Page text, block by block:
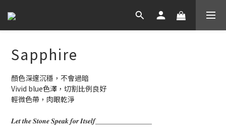
Sapphire
顏色深邃沉穩，不會過暗
Vivid blue色澤，切割比例良好
輕微色帶，肉眼乾淨
𝑳𝒆𝒕 𝒕𝒉𝒆 𝑺𝒕𝒐𝒏𝒆 𝑺𝒑𝒆𝒂𝒌 𝒇𝒐𝒓 𝑰𝒕𝒔𝒆𝒍𝒇＿＿＿＿＿＿＿＿